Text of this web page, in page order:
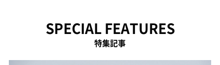
SPECIAL FEATURES
特集記事